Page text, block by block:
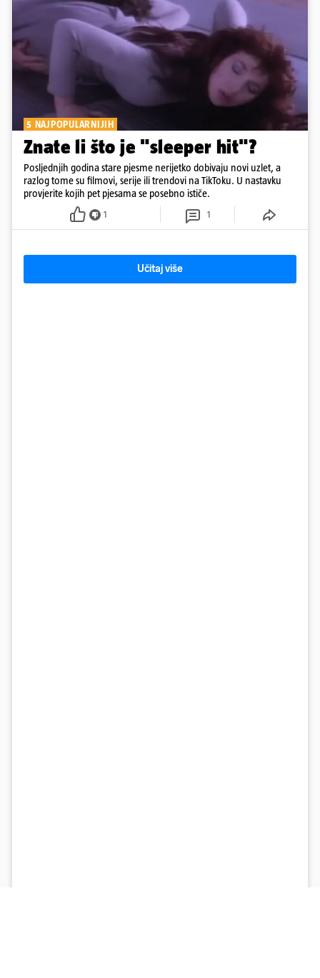
5 NAJPOPULARNIJIH
Znate li što je "sleeper hit"?
Posljednjih godina stare pjesme nerijetko dobivaju novi uzlet, a
razlog tome su filmovi, serije ili trendovi na TikToku. U nastavku
provjerite kojih pet pjesama se posebno ističe.
1 1
Učitaj više